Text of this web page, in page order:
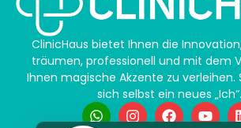
ClinicHaus bietet Ihnen die
träumen, professionell und mit dem
Ihnen magische Akzente zu verleihen.
sich selbst ein neues „Ich“.